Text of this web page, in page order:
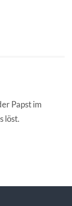
Papst im
löst.